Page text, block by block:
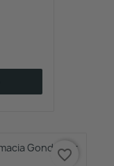
favorite_border